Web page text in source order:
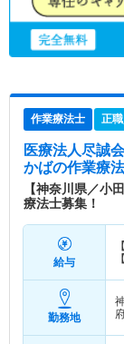
作業療法士 正
医療法人尽誠
かばの作業療
【神奈川県／
療法士募集！
給与
勤務地